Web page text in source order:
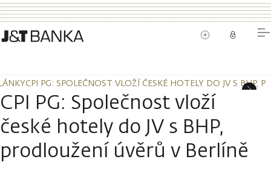
CPI PG: SPOLEČNOST VLOŽÍ ČESKÉ HOTELY DO JV S BHP,
CPI PG: SPOLEČNOST VLOŽÍ ČESKÉ HOTELY DO JV S BHP,
CPI PG: Společnost vloží
české hotely do JV s BHP,
prodloužení úvěrů v Berlíně